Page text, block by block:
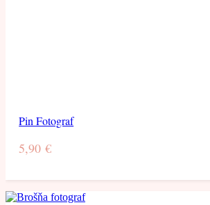
Pin Fotograf
5,90€